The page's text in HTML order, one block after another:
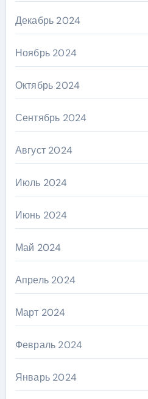
Декабрь 2024
Ноябрь 2024
Октябрь 2024
Сентябрь 2024
Август 2024
Июль 2024
Июнь 2024
Май 2024
Апрель 2024
Март 2024
Февраль 2024
Январь 2024